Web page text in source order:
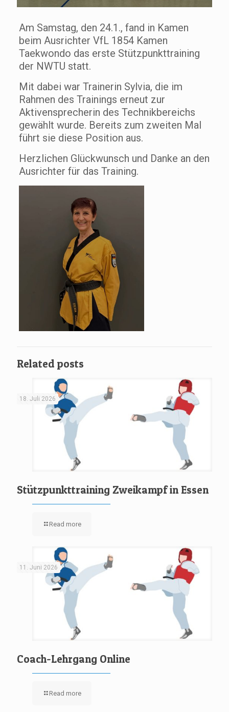
Am Samstag, den 24.1., fand in Kamen
beim Ausrichter VfL 1854 Kamen
Taekwondo das erste Stützpunkttraining
der NWTU statt.
Mit dabei war Trainerin Sylvia, die im
Rahmen des Trainings erneut zur
Aktivensprecherin des Technikbereichs
gewählt wurde. Bereits zum zweiten Mal
führt sie diese Position aus.
Herzlichen Glückwunsch und Danke an den
Ausrichter für das Training.
Related posts
18. Juli 2026
Stützpunkttraining Zweikampf in Essen
Read more
11. Juni 2026
Coach-Lehrgang Online
Read more